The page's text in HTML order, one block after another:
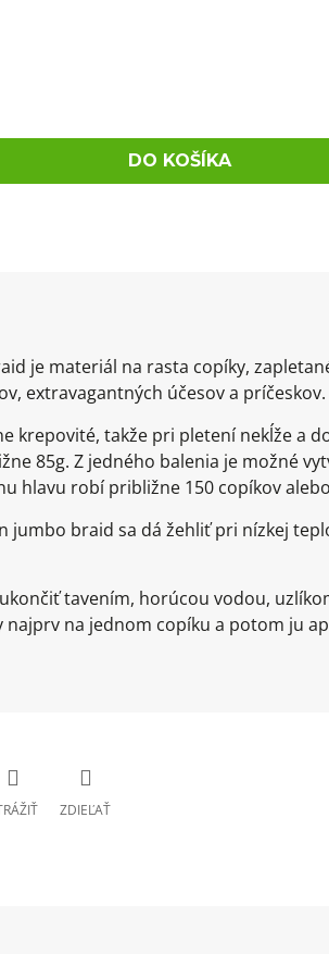
DO KOŠÍKA
je materiál na rasta copíky,
extravagantných účesov a príčeskov.
krepovité, takže pri pletení nekĺže a
85g. Z jedného balenia je možné
hlavu robí približne 150 copíkov
jumbo braid sa dá žehliť pri nízkej
tavením, horúcou vodou,
na jednom copíku a potom ju
ZDIEĽAŤ